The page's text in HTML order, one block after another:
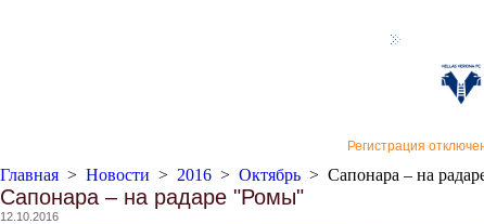
Регистрация
Главная > Новости > 2016 > Октябрь > Сапонара – на
Сапонара – на радаре "Ромы"
12.10.2016